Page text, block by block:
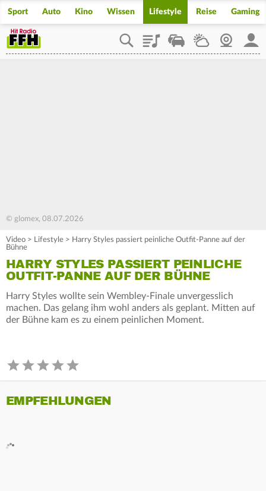
Sport Auto Kino Wissen Lifestyle Reise Gaming
PlaylistStaupilotWetterWebcam
© glomex, 08.07.2026
Video > Lifestyle > Harry Styles passiert peinliche Outfit-Panne auf der
Bühne
HARRY STYLES PASSIERT PEINLICHE
OUTFIT-PANNE AUF DER BÜHNE
Harry Styles wollte sein Wembley-Finale unvergesslich
machen. Das gelang ihm wohl anders als geplant. Mitten auf
der Bühne kam es zu einem peinlichen Moment.
EMPFEHLUNGEN